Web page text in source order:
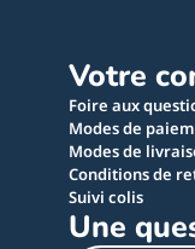
Votre
Foire aux
Modes de
Modes de
Conditions de
Suivi colis
Une